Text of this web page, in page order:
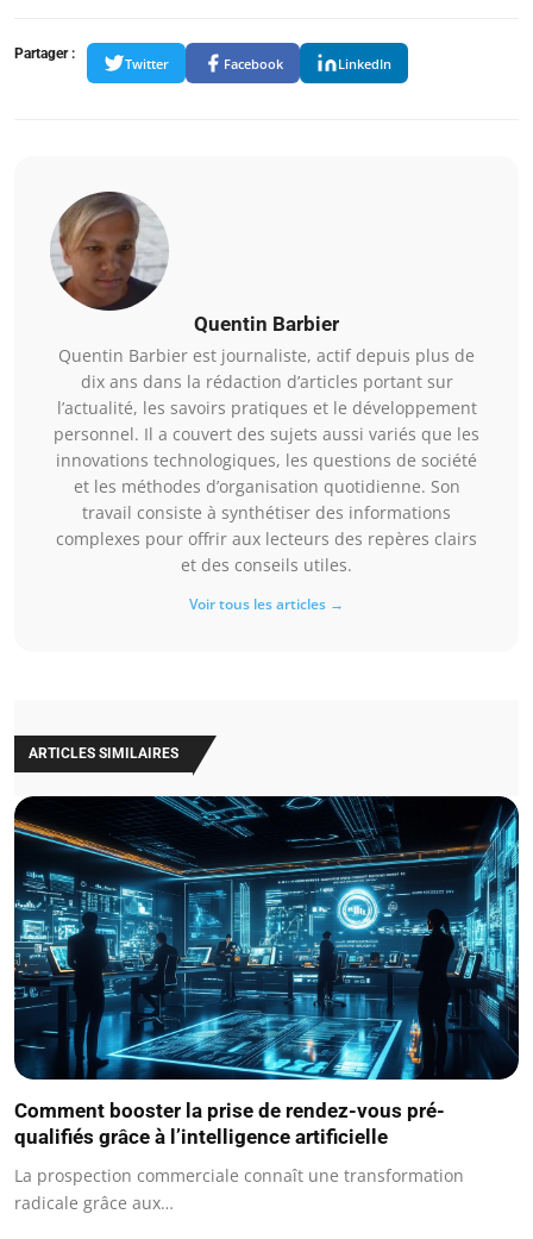
Partager :
Twitter Facebook LinkedIn
Quentin Barbier
Quentin Barbier est journaliste, actif depuis plus de
dix ans dans la rédaction d’articles portant sur
l’actualité, les savoirs pratiques et le développement
personnel. Il a couvert des sujets aussi variés que les
innovations technologiques, les questions de société
et les méthodes d’organisation quotidienne. Son
travail consiste à synthétiser des informations
complexes pour offrir aux lecteurs des repères clairs
et des conseils utiles.
Voir tous les articles →
ARTICLES SIMILAIRES
Comment booster la prise de rendez-vous pré-
qualifiés grâce à l’intelligence artificielle
La prospection commerciale connaît une transformation
radicale grâce aux…